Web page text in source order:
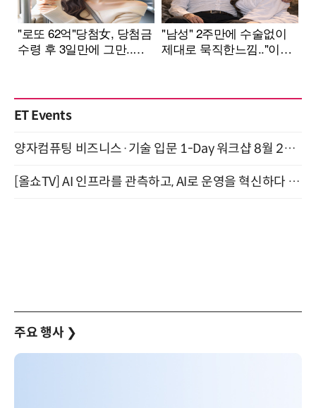
ET Events
양자컴퓨팅 비즈니스·기술 입문 1-Day 워크샵 8월 28일 개최
[올쇼TV] AI 인프라를 관측하고, AI로 운영을 혁신하다 (8월 11일 생방송)
주요 행사 ❯